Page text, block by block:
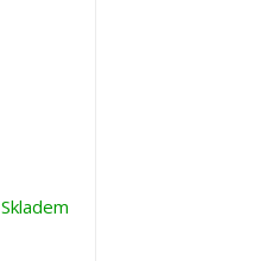
Skladem